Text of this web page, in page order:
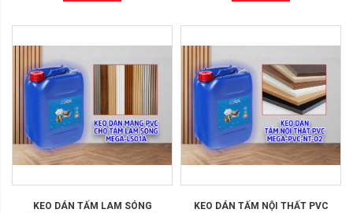
KEO DÁN TẤM LAM SÓNG
KEO DÁN TẤM NỘI THẤT PVC